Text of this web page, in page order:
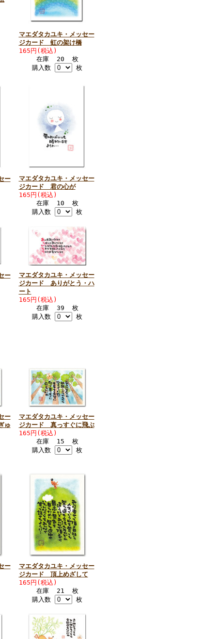
マエダタカユキ・メッセー
ジカード 虹の架け橋
165円(税込)
在庫 20 枚
購入数
枚
ー
マエダタカユキ・メッセー
ジカード 君の心が
165円(税込)
在庫 10 枚
購入数
枚
ー
マエダタカユキ・メッセー
ジカード ありがとう・ハ
ート
165円(税込)
在庫 39 枚
購入数
枚
ー
ゅ
マエダタカユキ・メッセー
ジカード 真っすぐに飛ぶ
165円(税込)
在庫 15 枚
購入数
枚
ー
マエダタカユキ・メッセー
ジカード 頂上めざして
165円(税込)
在庫 21 枚
購入数
枚